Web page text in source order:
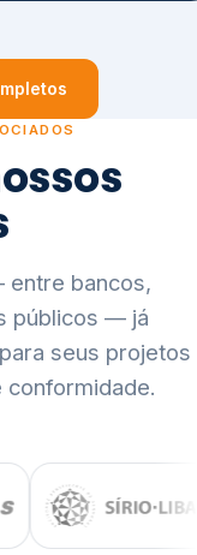
entre bancos,
públicos — já
seus projetos
conformidade.